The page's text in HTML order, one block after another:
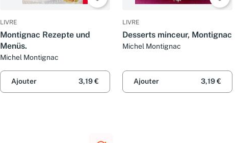
LIVRE
Montignac Rezepte und
Menüs.
Michel Montignac
Ajouter 3,19 €
LIVRE
Desserts minceur, Montignac
Michel Montignac
Ajouter 3,19 €